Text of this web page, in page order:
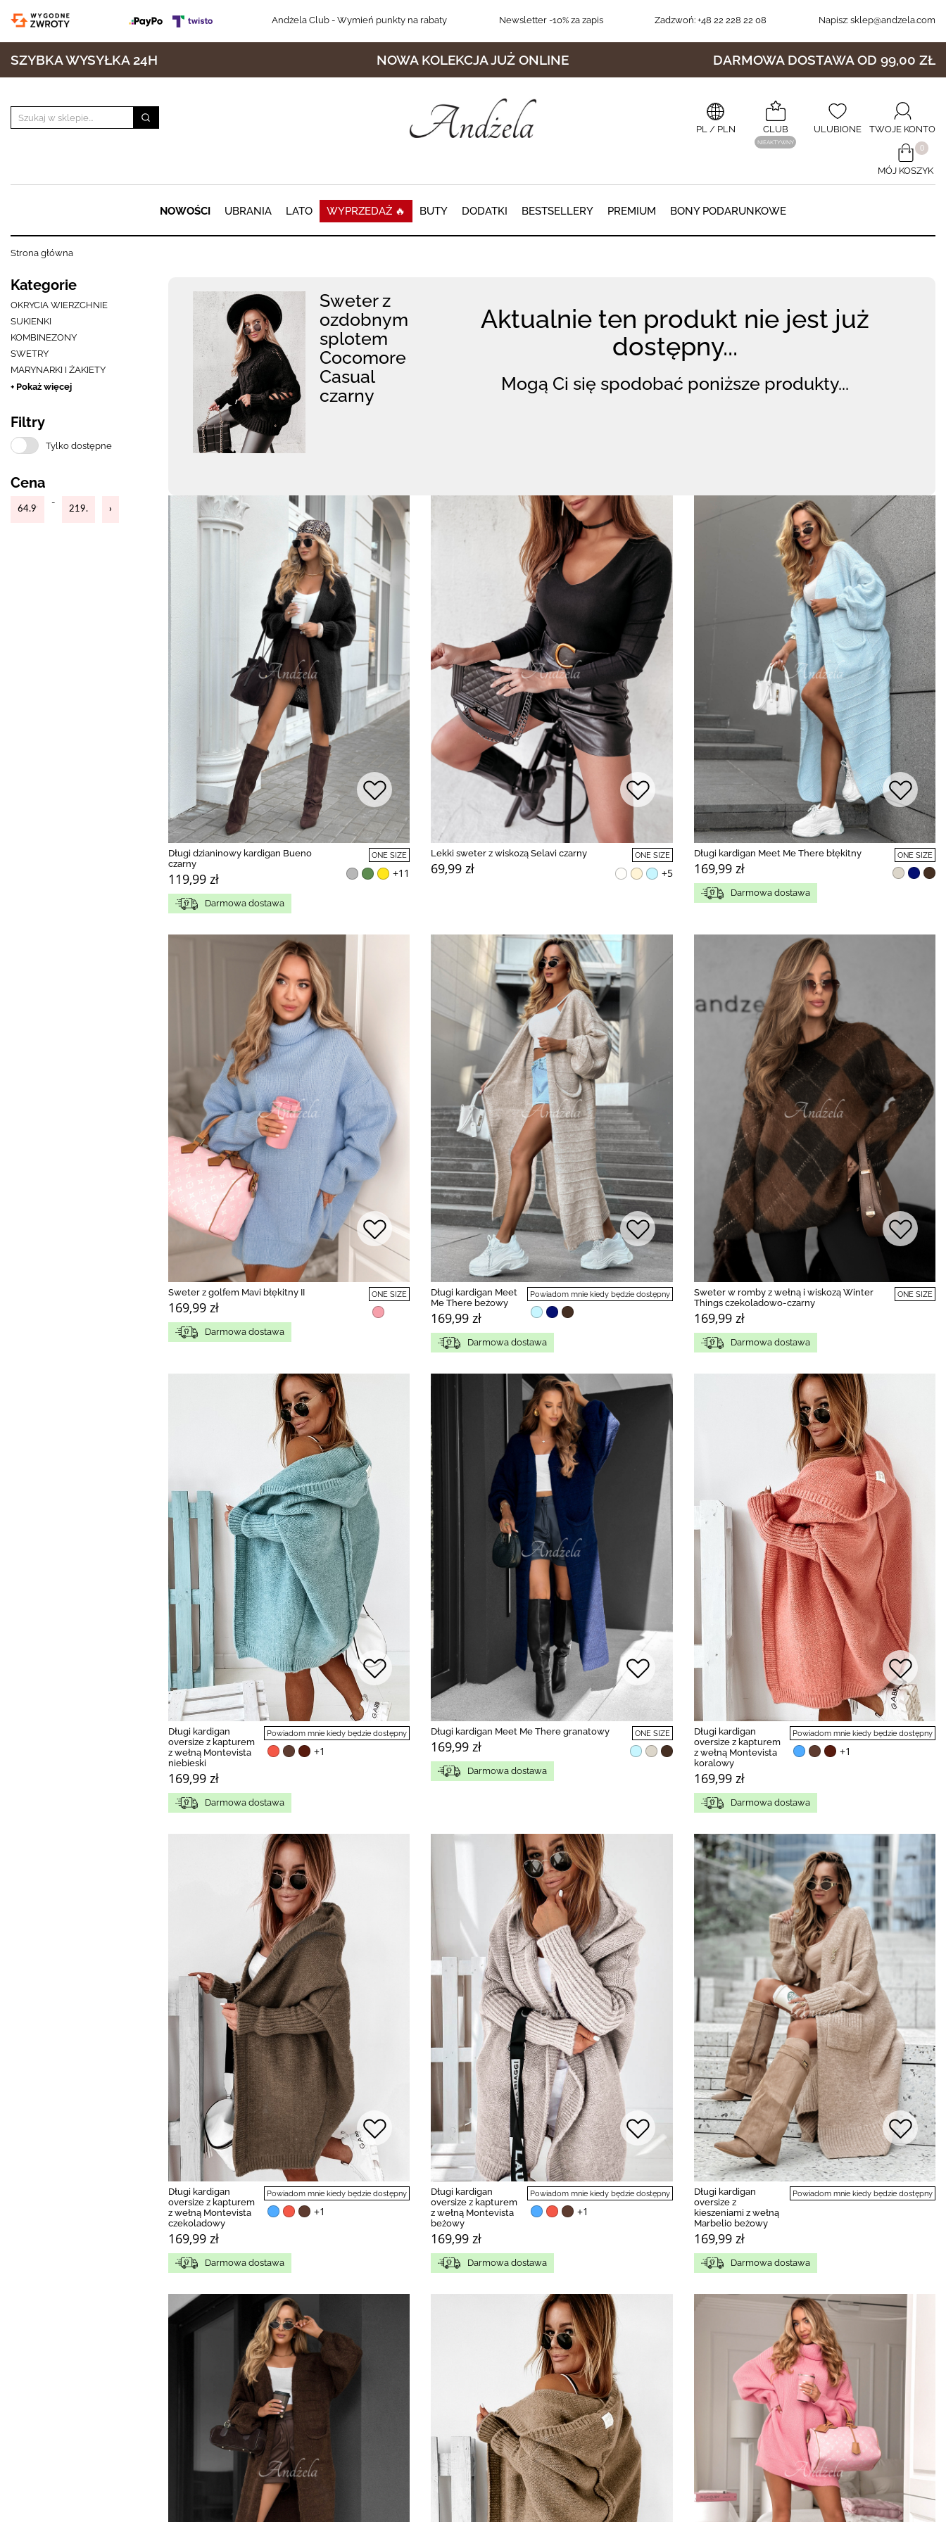
Andżela Club- Wymień punkty na rabaty Newsletter-10% za zapis Zadzwoń: +48 22 228 22 08 Napisz: sklep@andzela.com
SZYBKA WYSYŁKA 24H NOWA KOLEKCJA JUŻ ONLINE DARMOWA DOSTAWA OD 99,00 ZŁ
PL/ PLN CLUB
NIEAKTYWNY
ULUBIONE TWOJE KONTO
​0
MÓJ KOSZYK
NOWOŚCI UBRANIA LATO WYPRZEDAŻ 🔥 BUTY DODATKI BESTSELLERY PREMIUM BONY PODARUNKOWE
Strona główna
Kategorie
OKRYCIA WIERZCHNIE
SUKIENKI
KOMBINEZONY
SWETRY
MARYNARKI I ŻAKIETY
+ Pokaż więcej
Filtry
Tylko dostępne
Cena
-
Sweter z
ozdobnym
splotem
Cocomore
Casual
czarny
Aktualnie ten produkt nie jest już
dostępny...
Mogą Ci się spodobać poniższe produkty...
Długi dzianinowy kardigan Bueno
czarny
119,99 zł
ONE SIZE
+11
Darmowa dostawa
Lekki sweter z wiskozą Selavi czarny
69,99 zł
ONE SIZE
+5
Długi kardigan Meet Me There błękitny
169,99 zł
ONE SIZE
Darmowa dostawa
Sweter z golfem Mavi błękitny II
169,99 zł
ONE SIZE
Darmowa dostawa
Długi kardigan Meet
Me There beżowy
169,99 zł
Powiadom mnie kiedy będzie dostępny
Darmowa dostawa
Sweter w romby z wełną i wiskozą Winter
Things czekoladowo-czarny
169,99 zł
ONE SIZE
Darmowa dostawa
Długi kardigan
oversize z kapturem
z wełną Montevista
niebieski
169,99 zł
Powiadom mnie kiedy będzie dostępny
+1
Darmowa dostawa
Długi kardigan Meet Me There granatowy
169,99 zł
ONE SIZE
Darmowa dostawa
Długi kardigan
oversize z kapturem
z wełną Montevista
koralowy
169,99 zł
Powiadom mnie kiedy będzie dostępny
+1
Darmowa dostawa
Długi kardigan
oversize z kapturem
z wełną Montevista
czekoladowy
169,99 zł
Powiadom mnie kiedy będzie dostępny
+1
Darmowa dostawa
Długi kardigan
oversize z kapturem
z wełną Montevista
beżowy
169,99 zł
Powiadom mnie kiedy będzie dostępny
+1
Darmowa dostawa
Długi kardigan
oversize z
kieszeniami z wełną
Marbelio beżowy
169,99 zł
Powiadom mnie kiedy będzie dostępny
Darmowa dostawa